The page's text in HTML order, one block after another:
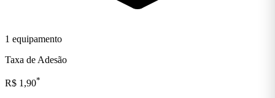
1 equipamento
Taxa de Adesão
R$ 1,90*